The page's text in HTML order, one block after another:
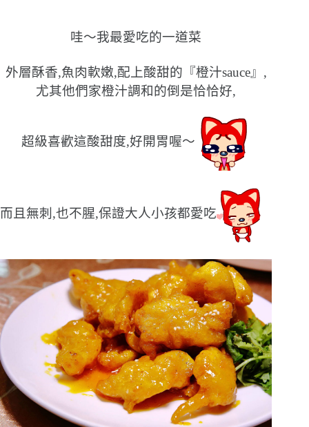
哇〜我最愛吃的一道菜
外層酥香,魚肉軟嫩,配上酸甜的『橙汁sauce』,
尤其他們家橙汁調和的倒是恰恰好,
超級喜歡這酸甜度,好開胃喔〜
而且無刺,也不腥,保證大人小孩都愛吃